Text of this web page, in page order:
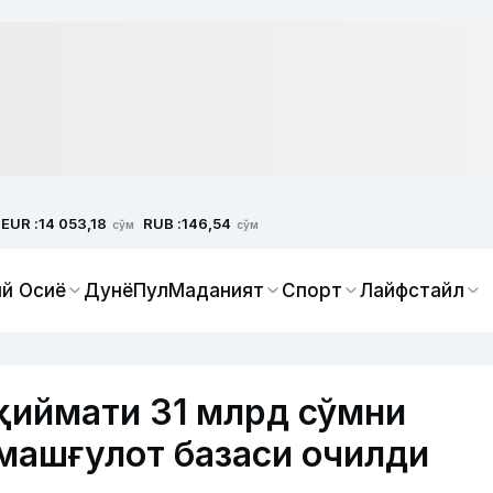
EUR :14 053,18 сўм RUB :146,54 сўм
Осиё ДунёПулМаданият Спорт Лайфстайл
31 млрд сўмни
базаси очилди